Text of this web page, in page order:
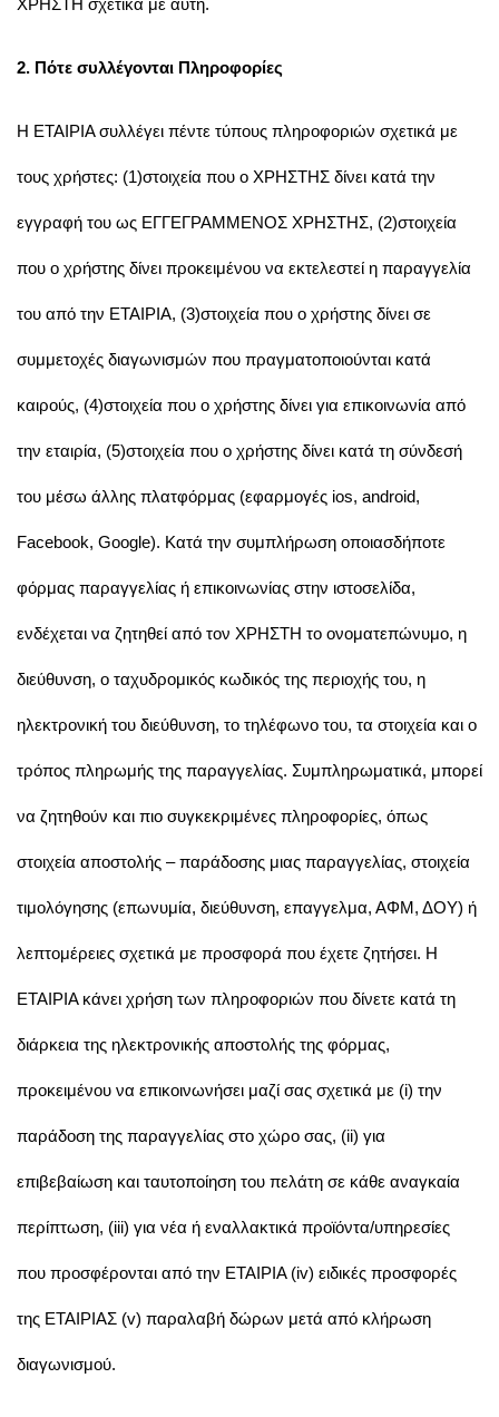
ΧΡΗΣΤΗ σχετικά με αυτή.
2. Πότε συλλέγονται Πληροφορίες
Η ΕΤΑΙΡΙΑ συλλέγει πέντε τύπους πληροφοριών σχετικά με
τους χρήστες: (1)στοιχεία που ο ΧΡΗΣΤΗΣ δίνει κατά την
εγγραφή του ως ΕΓΓΕΓΡΑΜΜΕΝΟΣ ΧΡΗΣΤΗΣ, (2)στοιχεία
που ο χρήστης δίνει προκειμένου να εκτελεστεί η παραγγελία
του από την ΕΤΑΙΡΙΑ, (3)στοιχεία που ο χρήστης δίνει σε
συμμετοχές διαγωνισμών που πραγματοποιούνται κατά
καιρούς, (4)στοιχεία που ο χρήστης δίνει για επικοινωνία από
την εταιρία, (5)στοιχεία που ο χρήστης δίνει κατά τη σύνδεσή
του μέσω άλλης πλατφόρμας (εφαρμογές ios, android,
Facebook, Google). Κατά την συμπλήρωση οποιασδήποτε
φόρμας παραγγελίας ή επικοινωνίας στην ιστοσελίδα,
ενδέχεται να ζητηθεί από τον ΧΡΗΣΤΗ το ονοματεπώνυμο, η
διεύθυνση, ο ταχυδρομικός κωδικός της περιοχής του, η
ηλεκτρονική του διεύθυνση, το τηλέφωνο του, τα στοιχεία και ο
τρόπος πληρωμής της παραγγελίας. Συμπληρωματικά, μπορεί
να ζητηθούν και πιο συγκεκριμένες πληροφορίες, όπως
στοιχεία αποστολής – παράδοσης μιας παραγγελίας, στοιχεία
τιμολόγησης (επωνυμία, διεύθυνση, επαγγελμα, ΑΦΜ, ΔΟΥ) ή
λεπτομέρειες σχετικά με προσφορά που έχετε ζητήσει. Η
ΕΤΑΙΡΙΑ κάνει χρήση των πληροφοριών που δίνετε κατά τη
διάρκεια της ηλεκτρονικής αποστολής της φόρμας,
προκειμένου να επικοινωνήσει μαζί σας σχετικά με (i) την
παράδοση της παραγγελίας στο χώρο σας, (ii) για
επιβεβαίωση και ταυτοποίηση του πελάτη σε κάθε αναγκαία
περίπτωση, (iii) για νέα ή εναλλακτικά προϊόντα/υπηρεσίες
που προσφέρονται από την ΕΤΑΙΡΙΑ (iv) ειδικές προσφορές
της ΕΤΑΙΡΙΑΣ (v) παραλαβή δώρων μετά από κλήρωση
διαγωνισμού.